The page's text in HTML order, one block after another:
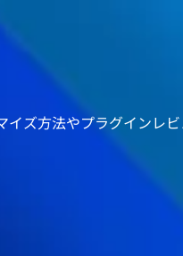
イズ方法やプラグインレ